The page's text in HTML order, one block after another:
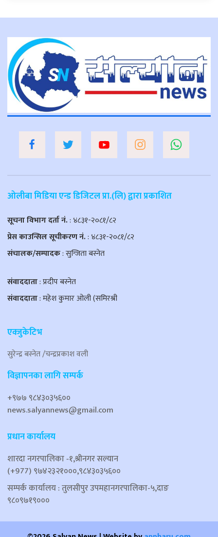
ओलीबा मिडिया एन्ड डिजिटल प्रा.(लि) द्वारा प्रकाशित
सूचना विभाग दर्ता नं.: ४८३१-२०८१/८२
प्रेस काउन्सिल सूचीकरण नं.: ४८३१-२०८१/८२
संचालक/सम्पादक: सुन्जिता बस्नेत
संवाददाता: प्रदीप बस्नेत
संवाददाता: महेश कुमार ओली (समिरश्री
एक्जुकेटिभ
सुरेन्द्र बस्नेत /चन्द्रप्रकाश वली
विज्ञापनका लागि सम्पर्क
+९७७ ९८४३०३५६००
news.salyannews@gmail.com
प्रधान कार्यालय
शारदा नगरपालिका ‐१,श्रीनगर सल्यान
(+977) ९७४२३२१०००,९८४३०३५६००
सम्पर्क कार्यालय : तुलसीपुर उपमहानगरपालिका-५,दाङ
९८०९७१९०००